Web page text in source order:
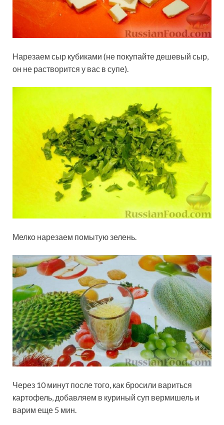
Нарезаем сыр кубиками (не покупайте дешевый сыр,
он не растворится у вас в супе).
Мелко нарезаем помытую зелень.
Через 10 минут после того, как бросили вариться
картофель, добавляем в куриный суп вермишель и
варим еще 5 мин.